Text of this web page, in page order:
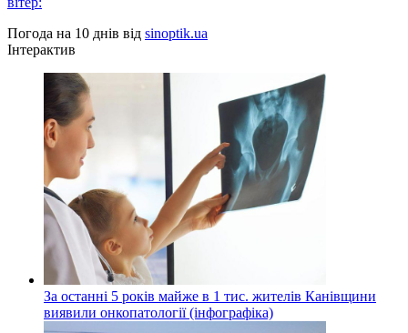
Погода на 10 днів від sinoptik.ua
Інтерактив
За останні 5 років майже в 1 тис. жителів Канівщини
виявили онкопатології (інфографіка)